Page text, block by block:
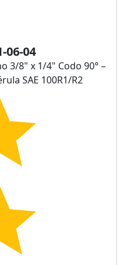
06-04
3/8" x 1/4" Codo 90° –
SAE 100R1/R2